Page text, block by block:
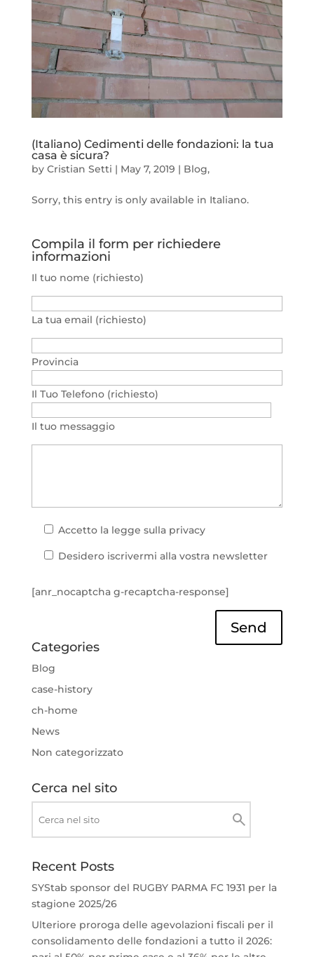
(Italiano) Cedimenti delle fondazioni: la tua
casa è sicura?
by Cristian Setti | May 7, 2019 | Blog,
Sorry, this entry is only available in Italiano.
Compila il form per richiedere
informazioni
Il tuo nome (richiesto)
La tua email (richiesto)
Provincia
Il Tuo Telefono (richiesto)
Il tuo messaggio
Accetto la legge sulla privacy
Desidero iscrivermi alla vostra newsletter
[anr_nocaptcha g-recaptcha-response]
Send
Categories
Blog
case-history
ch-home
News
Non categorizzato
Cerca nel sito
Recent Posts
SYStab sponsor del RUGBY PARMA FC 1931 per la
stagione 2025/26
Ulteriore proroga delle agevolazioni fiscali per il
consolidamento delle fondazioni a tutto il 2026: